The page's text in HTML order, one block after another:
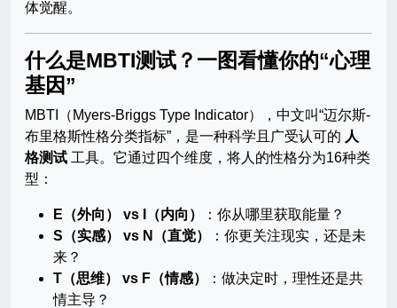
体觉醒。
什么是MBTI测试？一图看懂你的“心理
基因”
MBTI（Myers-Briggs Type Indicator），中文叫“迈尔斯-
布里格斯性格分类指标”，是一种科学且广受认可的 人
格测试 工具。它通过四个维度，将人的性格分为16种类
型：
E（外向） vs I（内向）
：你从哪里获取能量？
S（实感） vs N（直觉）
：你更关注现实，还是未
来？
T（思维） vs F（情感）
：做决定时，理性还是共
情主导？